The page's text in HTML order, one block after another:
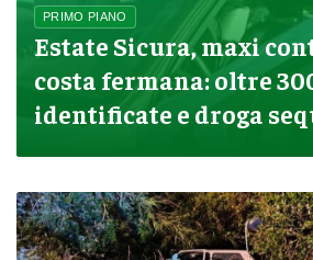
PRIMO PIANO
Estate Sicura, maxi
costa fermana: oltre
identificate e droga